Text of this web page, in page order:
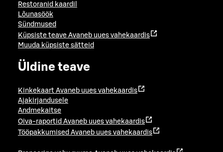
Restoranid kaardil
Lõunasöök
Sündmused
Küpsiste teave Avaneb uues vahekaardis
Muuda küpsiste sätteid
Üldine teave
Kinkekaart Avaneb uues vahekaardis
Ajakirjandusele
Andmekaitse
Oiva-raportid Avaneb uues vahekaardis
Tööpakkumised Avaneb uues vahekaardis